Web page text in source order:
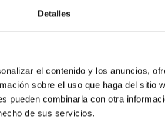
Detalles
el contenido y los anuncios,
sobre el uso que haga del sitio
pueden combinarla con otra
de sus servicios.
IAC PORTAL